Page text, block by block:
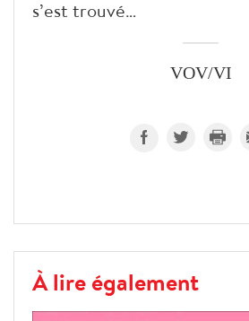
s’est trouvé…
VOV/VI
À lire également